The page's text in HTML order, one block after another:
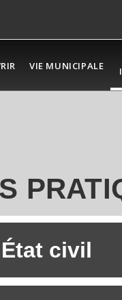
VIE MUNICIPALE
État civil